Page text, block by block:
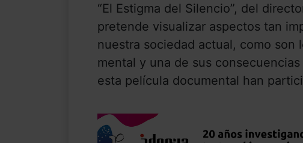
“El Estigma del Silencio”, del
pretende visualizar aspectos tan
nuestra sociedad actual, como son
mental y una de sus
esta película documental han